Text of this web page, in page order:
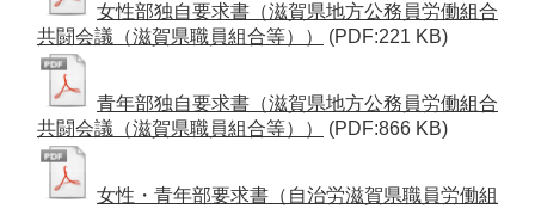
女性部独自要求書（滋賀県地方公務員労働組合
共闘会議（滋賀県職員組合等））
(PDF:221 KB)
青年部独自要求書（滋賀県地方公務員労働組合
共闘会議（滋賀県職員組合等））
(PDF:866 KB)
女性・青年部要求書（自治労滋賀県職員労働組